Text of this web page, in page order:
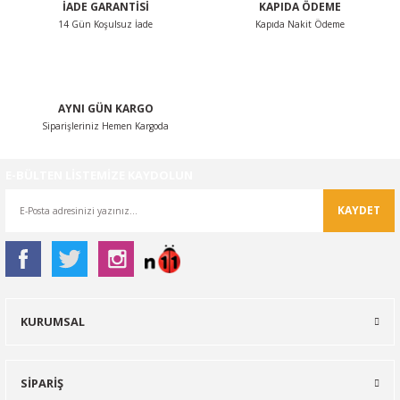
İADE GARANTİSİ
14 Gün Koşulsuz İade
KAPIDA ÖDEME
Kapıda Nakit Ödeme
AYNI GÜN KARGO
Siparişleriniz Hemen Kargoda
KAYDET
KURUMSAL
SİPARİŞ